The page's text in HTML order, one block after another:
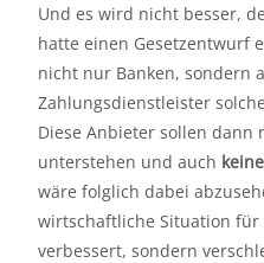
Und es wird nicht besser,
hatte einen Gesetzentwurf
nicht nur Banken, sondern
Zahlungsdienstleister
Diese Anbieter sollen dann
unterstehen und auch
wäre folglich dabei
wirtschaftliche Situation
verbessert, sondern